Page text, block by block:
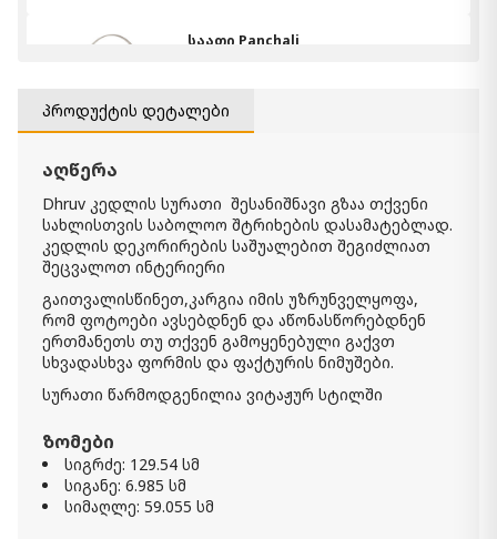
საათი Panchali
ფერი:
Item: A8010284
სარკე Evengton
1 160.00 ₾
Item: A8010319
რაოდენობა:
- +
კალათაში დამატება
530.00 ₾
პროდუქტის დეტალები
აღწერა
Dhruv კედლის სურათი შესანიშნავი გზაა თქვენი
სახლისთვის საბოლოო შტრიხების დასამატებლად.
კედლის დეკორირების საშუალებით შეგიძლიათ
შეცვალოთ ინტერიერი
გაითვალისწინეთ,კარგია იმის უზრუნველყოფა,
რომ ფოტოები ავსებდნენ და აწონასწორებდნენ
ერთმანეთს თუ თქვენ გამოყენებული გაქვთ
სხვადასხვა ფორმის და ფაქტურის ნიმუშები.
სურათი წარმოდგენილია ვიტაჟურ სტილში
ზომები
სიგრძე: 129.54 სმ
სიგანე: 6.985 სმ
სიმაღლე: 59.055 სმ